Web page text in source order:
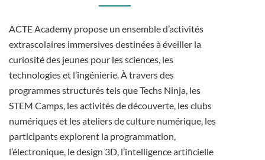
ACTE Academy propose un ensemble d’activités
extrascolaires immersives destinées à éveiller la
curiosité des jeunes pour les sciences, les
technologies et l’ingénierie. À travers des
programmes structurés tels que Techs Ninja, les
STEM Camps, les activités de découverte, les clubs
numériques et les ateliers de culture numérique, les
participants explorent la programmation,
l’électronique, le design 3D, l’intelligence artificielle